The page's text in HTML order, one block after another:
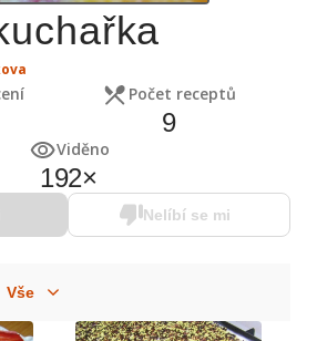
Počet receptů
9
Viděno
192×
Nelíbí se mi